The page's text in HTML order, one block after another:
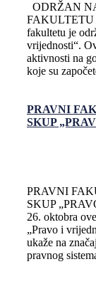
ODRŽAN
FAKULTETU
fakultetu je
vrijednosti“.
aktivnosti na
koje su
PRAVNI
SKUP
PRAVNI
SKUP
26. oktobra
„Pravo i
ukaže na
pravnog